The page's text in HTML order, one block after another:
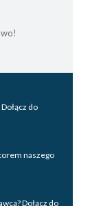
do
naszego
Dołącz do